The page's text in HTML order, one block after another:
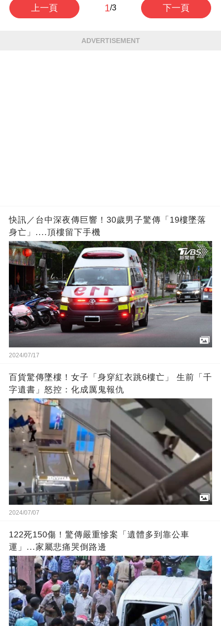
上一頁 1/3 下一頁
ADVERTISEMENT
快訊／台中深夜傳巨響！30歲男子驚傳「19樓墜落
身亡」....頂樓留下手機
2024/07/17
百貨驚傳墜樓！女子「身穿紅衣跳6樓亡」 生前「千
字遺書」怒控：化成厲鬼報仇
2024/07/07
122死150傷！驚傳嚴重慘案「遺體多到靠公車
運」...家屬悲痛哭倒路邊